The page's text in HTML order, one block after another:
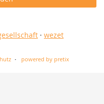
· wezet
powered by pretix